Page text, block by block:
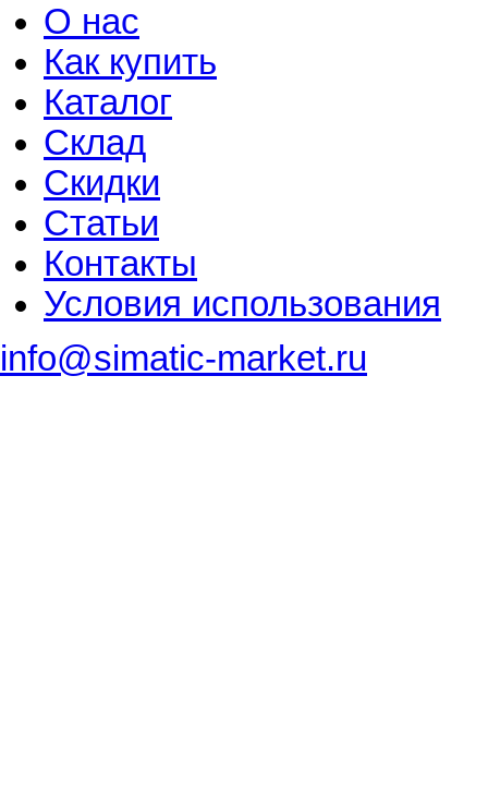
О нас
Как купить
Каталог
Склад
Скидки
Статьи
Контакты
Условия использования
info@simatic-market.ru